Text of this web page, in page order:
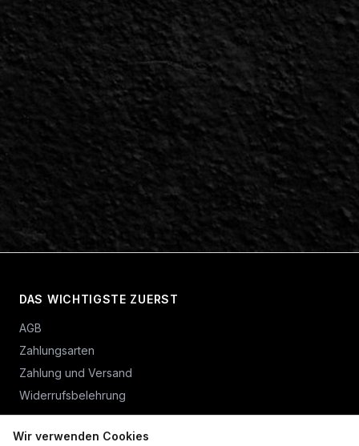
Wir verwenden Cookies
DAS WICHTIGSTE ZUERST
AGB
Zahlungsarten
Zahlung und Versand
Widerrufsbelehrung